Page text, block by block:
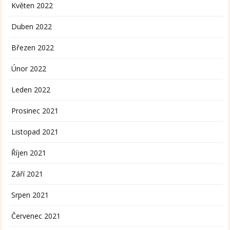
Květen 2022
Duben 2022
Březen 2022
Únor 2022
Leden 2022
Prosinec 2021
Listopad 2021
Říjen 2021
Září 2021
Srpen 2021
Červenec 2021